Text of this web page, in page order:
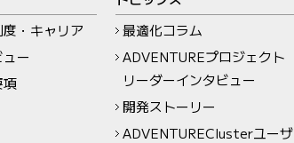
・キャリア
ー
項
最適化コラム
ADVENTUREプロジェクト
リーダーインタビュー
開発ストーリー
ADVENTUREClusterユーザ